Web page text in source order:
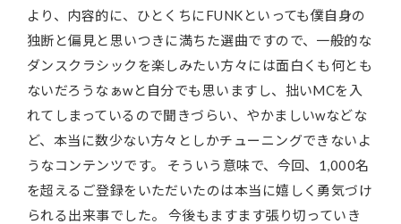
より、内容的に、ひとくちにFUNKといっても僕自身の
独断と偏見と思いつきに満ちた選曲ですので、一般的な
ダンスクラシックを楽しみたい方々には面白くも何とも
ないだろうなぁwと自分でも思いますし、拙いMCを入
れてしまっているので聞きづらい、やかましいwなどな
ど、本当に数少ない方々としかチューニングできないよ
うなコンテンツです。 そういう意味で、今回、1,000名
を超えるご登録をいただいたのは本当に嬉しく勇気づけ
られる出来事でした。 今後もますます張り切っていき